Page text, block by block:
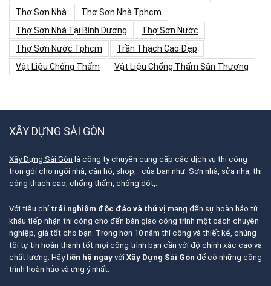
Thợ Sơn Nhà
Thợ Sơn Nhà Tphcm
Thợ Sơn Nhà Tại Bình Dương
Thợ Sơn Nước
Thợ Sơn Nước Tphcm
Trần Thạch Cao Đẹp
Vật Liệu Chống Thấm
Vật Liệu Chống Thấm Sân Thượng
XÂY DỰNG SÀI GÒN
Xây Dựng Sài Gòn là công ty chuyên cung cấp các dịch vụ thi công
trọn gói cho ngôi nhà, căn hộ, shop,.. của bạn như: Sơn nhà, sửa nhà, thi
công thạch cao, chống thấm, chống dột,…
Với tiêu chí trải nghiệm độc đáo và thú vị mang đến sự hoàn hảo từ
khâu tiếp nhận thi công cho đến bàn giao công trình một cách chuyên
nghiệp, giá tốt cho bạn. Trong hơn 10 năm thi công và thiết kế, chúng
tôi tự tin hoàn thành tốt mọi công trình bạn cần với độ chính xác cao và
chất lượng. Hãy liên hệ ngay với Xây Dựng Sài Gòn để có những công
trình hoàn hảo và ưng ý nhất.